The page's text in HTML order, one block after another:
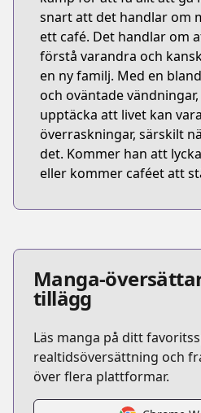
snart att det handlar om
ett café. Det handlar om
förstå varandra och
en ny familj. Med en
och oväntade
upptäcka att livet kan
överraskningar, särskilt
det. Kommer han att
eller kommer caféet att
Manga-
tillägg
Läs manga på ditt
realtidsöversättning och
över flera plattformar.